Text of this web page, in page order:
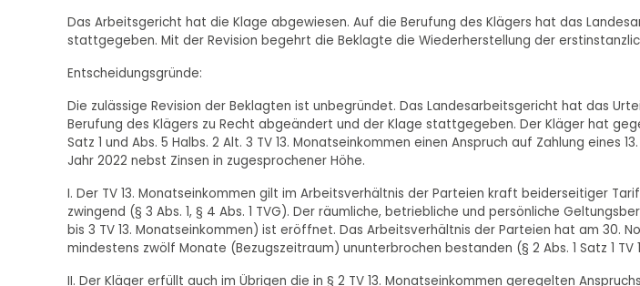
Das Arbeitsgericht hat die Klage abgewiesen. Auf die Berufung des Klägers hat das
stattgegeben. Mit der Revision begehrt die Beklagte die Wiederherstellung der
Entscheidungsgründe:
Die zulässige Revision der Beklagten ist unbegründet. Das Landesarbeitsgericht hat das
Berufung des Klägers zu Recht abgeändert und der Klage stattgegeben. Der Kläger hat
Satz 1 und Abs. 5 Halbs. 2 Alt. 3 TV 13. Monatseinkommen einen Anspruch auf Zahlung eines
Jahr 2022 nebst Zinsen in zugesprochener Höhe.
I. Der TV 13. Monatseinkommen gilt im Arbeitsverhältnis der Parteien kraft beiderseitiger
zwingend (§ 3 Abs. 1, § 4 Abs. 1 TVG). Der räumliche, betriebliche und persönliche
bis 3 TV 13. Monatseinkommen) ist eröffnet. Das Arbeitsverhältnis der Parteien hat am 30.
mindestens zwölf Monate (Bezugszeitraum) ununterbrochen bestanden (§ 2 Abs. 1 Satz 1 TV
II. Der Kläger erfüllt auch im Übrigen die in § 2 TV 13. Monatseinkommen geregelten